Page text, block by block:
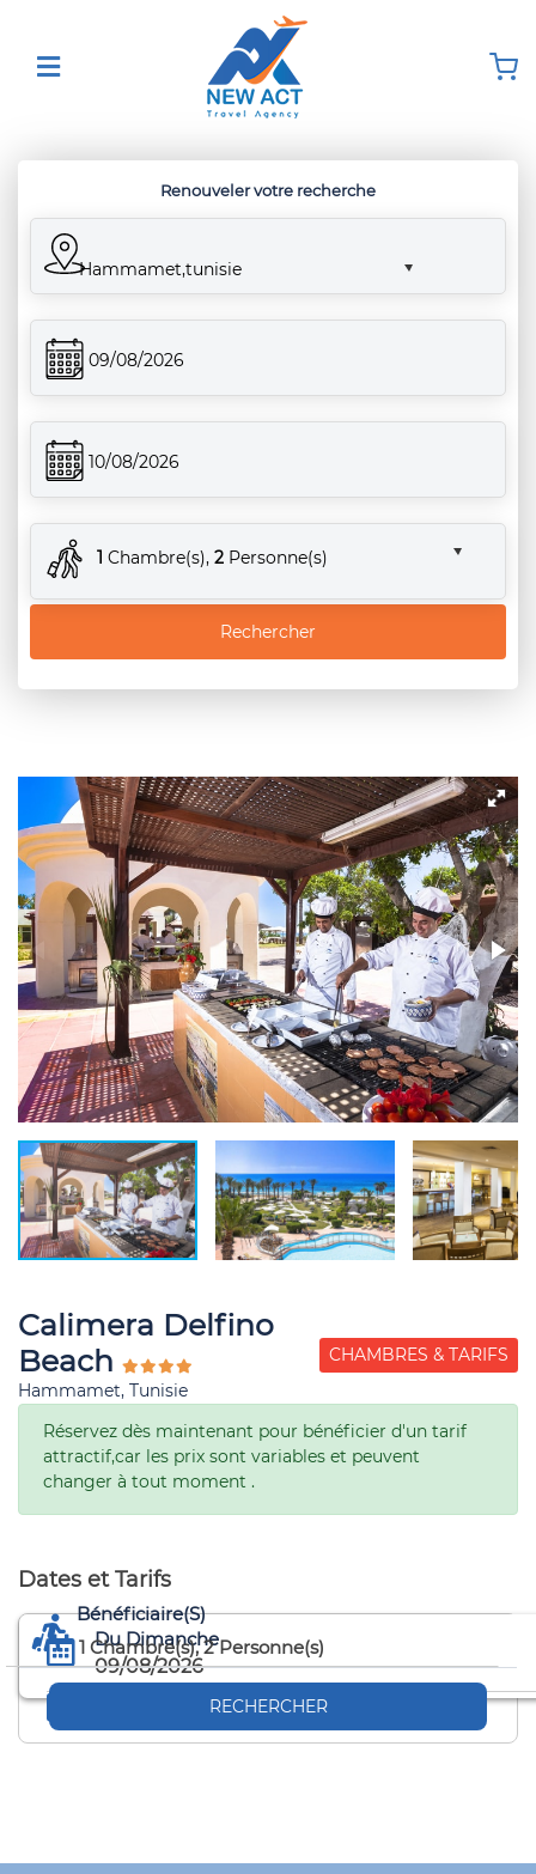
Renouveler votre recherche
Hammamet,tunisie
09/08/2026
10/08/2026
1 Chambre(s), 2 Personne(s)
Rechercher
Calimera Delfino
Beach
Hammamet, Tunisie
CHAMBRES & TARIFS
Réservez dès maintenant pour bénéficier d'un tarif
attractif,car les prix sont variables et peuvent
changer à tout moment .
Dates et Tarifs
Du Dimanche
09/08/2026
Bénéficiaire(s)
1 Chambre(s),2Personne(s)
RECHERCHER